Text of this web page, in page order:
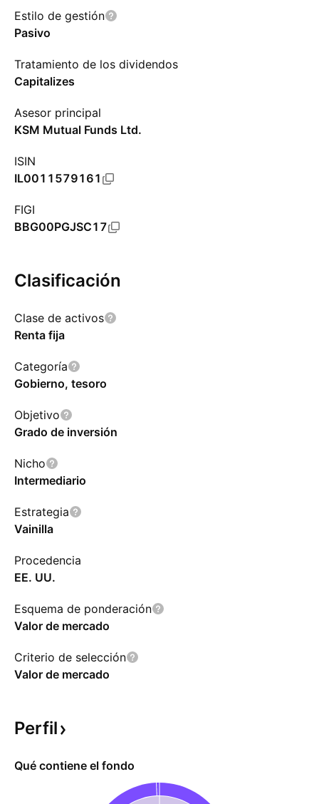
Estilo de gestión
Pasivo
Tratamiento de los dividendos
Capitalizes
Asesor principal
KSM Mutual Funds Ltd.
ISIN
IL0011579161
FIGI
BBG00PGJSC17
Clasificación
Clase de activos
Renta fija
Categoría
Gobierno, tesoro
Objetivo
Grado de inversión
Nicho
Intermediario
Estrategia
Vainilla
Procedencia
EE. UU.
Esquema de ponderación
Valor de mercado
Criterio de selección
Valor de mercado
Perfil
Qué contiene el fondo